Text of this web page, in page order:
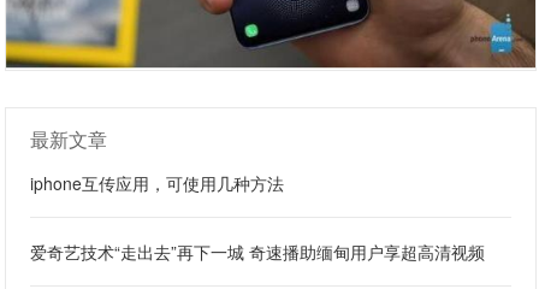
最新文章
iphone互传应用，可使用几种方法
爱奇艺技术“走出去”再下一城 奇速播助缅甸用户享超高清视频